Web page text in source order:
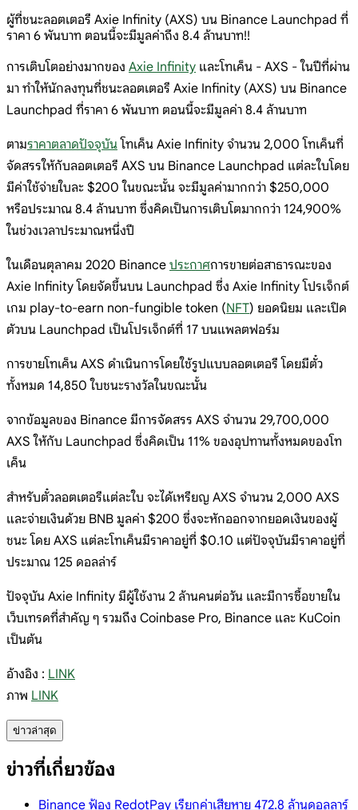
ผู้ที่ชนะลอตเตอรี Axie Infinity (AXS) บน Binance Launchpad ที่
ราคา 6 พันบาท ตอนนี้จะมีมูลค่าถึง 8.4 ล้านบาท!!
การเติบโตอย่างมากของ Axie Infinity และโทเค็น - AXS - ในปีที่ผ่าน
มา ทำให้นักลงทุนที่ชนะลอตเตอรี Axie Infinity (AXS) บน Binance
Launchpad ที่ราคา 6 พันบาท ตอนนี้จะมีมูลค่า 8.4 ล้านบาท
ตามราคาตลาดปัจจุบันโทเค็น Axie Infinity จำนวน 2,000 โทเค็นที่
จัดสรรให้กับลอตเตอรี AXS บน Binance Launchpad แต่ละใบโดย
มีค่าใช้จ่ายใบละ $200 ในขณะนั้น จะมีมูลค่ามากกว่า $250,000
หรือประมาณ 8.4 ล้านบาท ซึ่งคิดเป็นการเติบโตมากกว่า 124,900%
ในช่วงเวลาประมาณหนึ่งปี
ในเดือนตุลาคม 2020 Binance ประกาศการขายต่อสาธารณะของ
Axie Infinity โดยจัดขึ้นบน Launchpad ซึ่ง Axie Infinity โปรเจ็กต์
เกม play-to-earn non-fungible token (NFT) ยอดนิยม และเปิด
ตัวบน Launchpad เป็นโปรเจ็กต์ที่ 17 บนแพลตฟอร์ม
การขายโทเค็น AXS ดำเนินการโดยใช้รูปแบบลอตเตอรี โดยมีตั๋ว
ทั้งหมด 14,850 ใบชนะรางวัลในขณะนั้น
จากข้อมูลของ Binance มีการจัดสรร AXS จำนวน 29,700,000
AXS ให้กับ Launchpad ซึ่งคิดเป็น 11% ของอุปทานทั้งหมดของโท
เค็น
สำหรับตั๋วลอตเตอรีแต่ละใบ จะได้เหรียญ AXS จำนวน 2,000 AXS
และจ่ายเงินด้วย BNB มูลค่า $200 ซึ่งจะหักออกจากยอดเงินของผู้
ชนะ โดย AXS แต่ละโทเค็นมีราคาอยู่ที่ $0.10 แต่ปัจจุบันมีราคาอยู่ที่
ประมาณ 125 ดอลล่าร์
ปัจจุบัน Axie Infinity มีผู้ใช้งาน 2 ล้านคนต่อวัน และมีการซื้อขายใน
เว็บเทรดที่สำคัญ ๆ รวมถึง Coinbase Pro, Binance และ KuCoin
เป็นต้น
อ้างอิง : LINK
ภาพ LINK
ข่าวล่าสุด
ข่าวที่เกี่ยวข้อง
Binance ฟ้อง RedotPay เรียกค่าเสียหาย 472.8 ล้านดอลลาร์